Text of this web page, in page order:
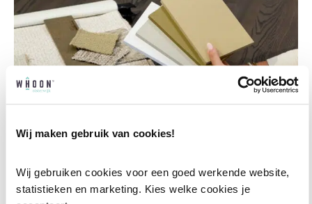
Wij maken gebruik van cookies!
Wij gebruiken cookies voor een goed werkende website,
statistieken en marketing. Kies welke cookies je